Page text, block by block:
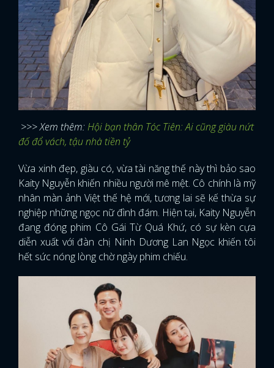
>>> Xem thêm:Hội bạn thân Tóc Tiên: Ai cũng giàu nứt
đố đổ vách, tậu nhà tiền tỷ
Vừa xinh đẹp, giàu có, vừa tài năng thế này thì bảo sao
Kaity Nguyễn khiến nhiều người mê mệt. Cô chính là mỹ
nhân màn ảnh Việt thế hệ mới, tương lai sẽ kế thừa sự
nghiệp những ngọc nữ đình đám. Hiện tại, Kaity Nguyễn
đang đóng phim Cô Gái Từ Quá Khứ, có sự kèn cựa
diễn xuất với đàn chị Ninh Dương Lan Ngọc khiến tôi
hết sức nóng lòng chờ ngày phim chiếu.